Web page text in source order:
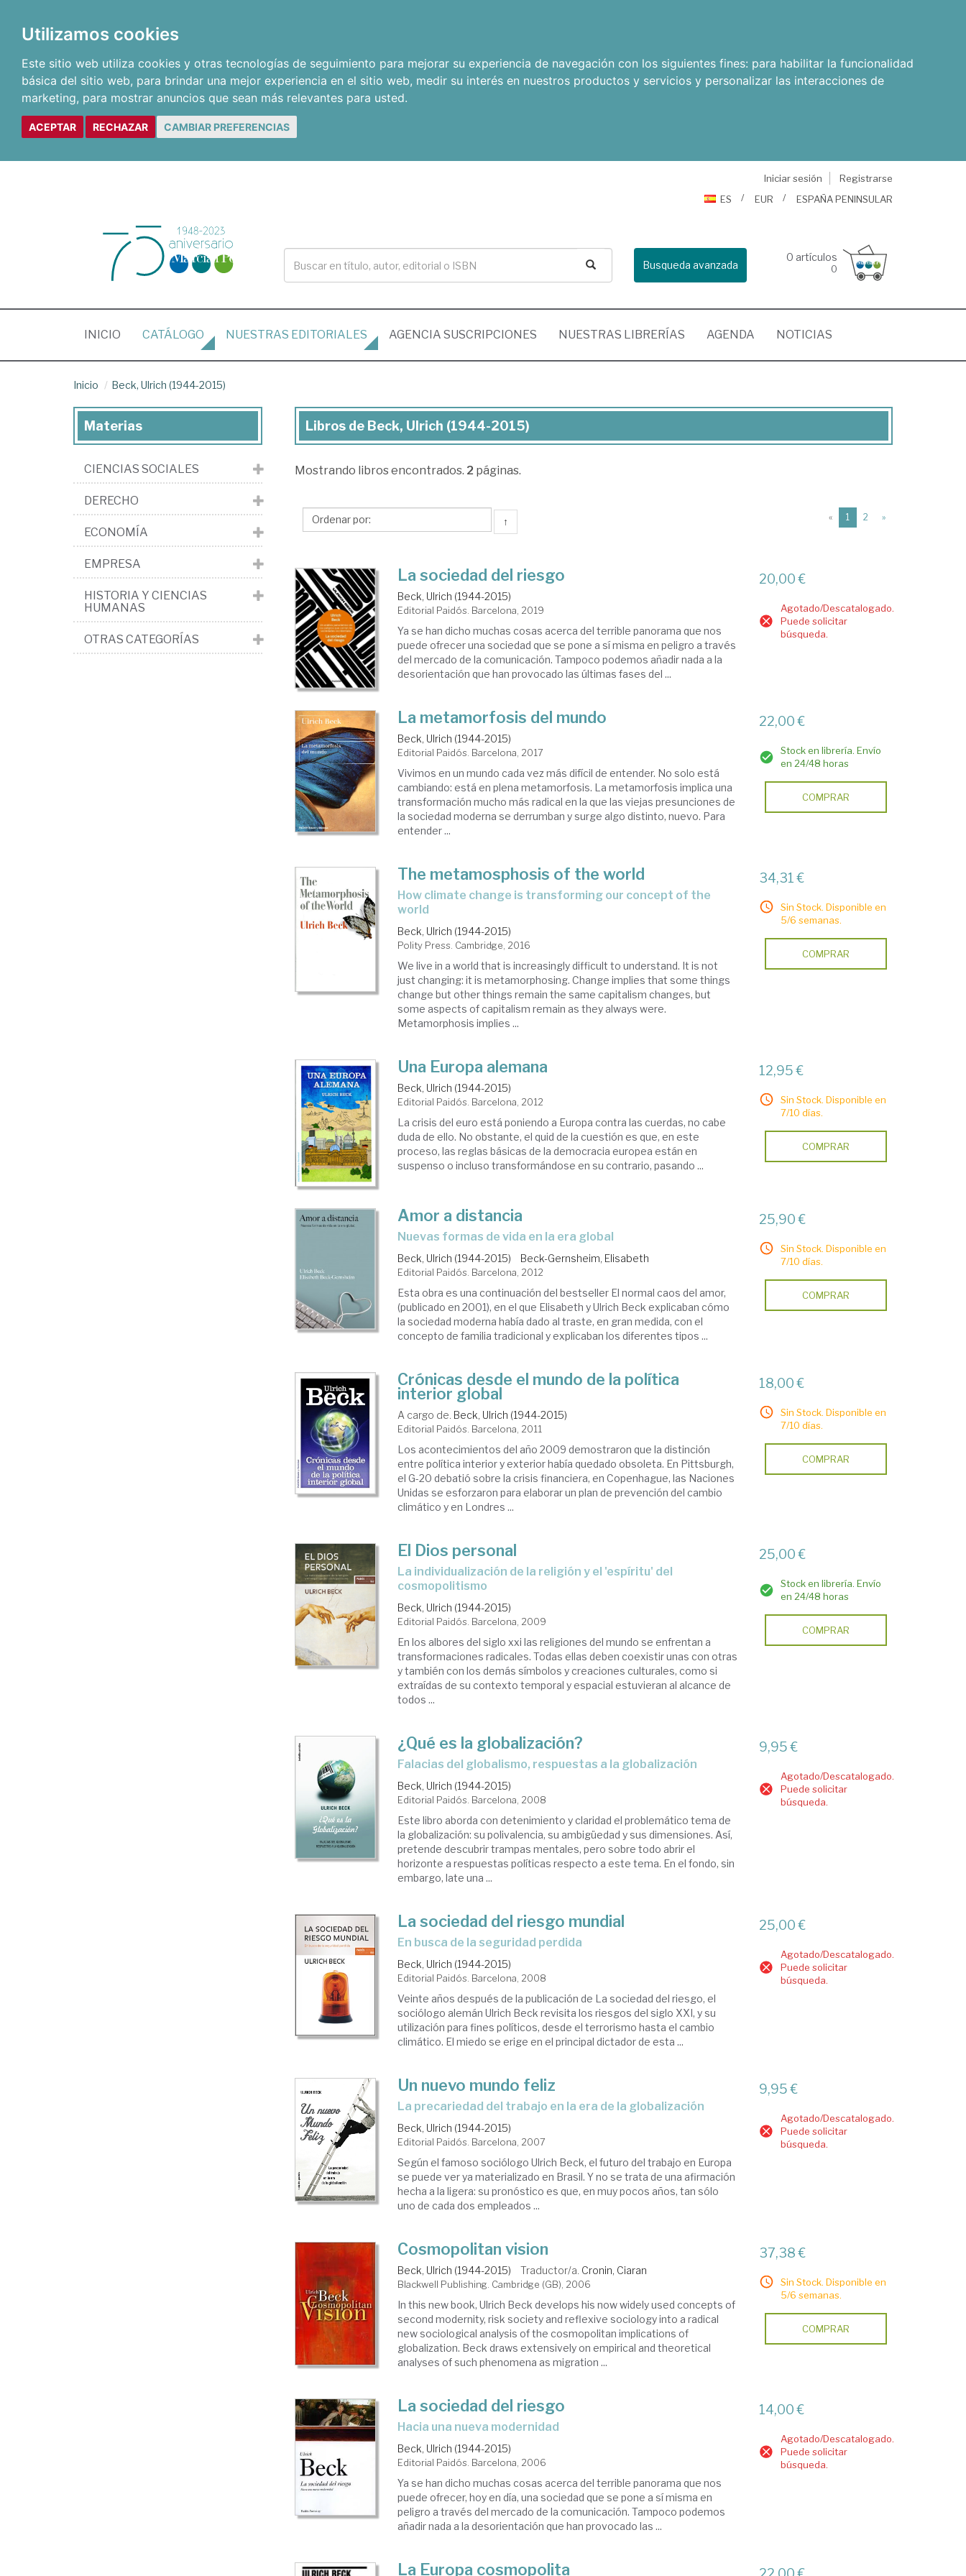
Utilizamos cookies
Este sitio web utiliza cookies y otras tecnologías de seguimiento para mejorar su experiencia de navegación con los siguientes fines: para habilitar la funcionalidad
básica del sitio web, para brindar una mejor experiencia en el sitio web, medir su interés en nuestros productos y servicios y personalizar las interacciones de
marketing, para mostrar anuncios que sean más relevantes para usted.
ACEPTAR RECHAZAR CAMBIAR PREFERENCIAS
Iniciar sesión
Registrarse
ES
EUR ESPAÑA PENINSULAR
Busqueda avanzada
0 artículos
0
INICIO (CURRENT)
CATÁLOGO NUESTRAS EDITORIALES AGENCIA SUSCRIPCIONES NUESTRAS LIBRERÍAS AGENDA NOTICIAS
Inicio Beck, Ulrich (1944-2015)
Libros
Beck,
(1944-
Libros de Beck, Ulrich (1944-2015)
Mostrando libros encontrados. 2 páginas.
↑ « 1 (current)
2 »
La sociedad del riesgo
Beck, Ulrich (1944-2015)
Editorial Paidós. Barcelona, 2019
Ya se han dicho muchas cosas acerca del terrible panorama que nos
puede ofrecer una sociedad que se pone a sí misma en peligro a través
del mercado de la comunicación. Tampoco podemos añadir nada a la
desorientación que han provocado las últimas fases del ...
20,00 €
Agotado/Descatalogado.
Puede solicitar
búsqueda.
La metamorfosis del mundo
Beck, Ulrich (1944-2015)
Editorial Paidós. Barcelona, 2017
Vivimos en un mundo cada vez más difícil de entender. No solo está
cambiando: está en plena metamorfosis. La metamorfosis implica una
transformación mucho más radical en la que las viejas presunciones de
la sociedad moderna se derrumban y surge algo distinto, nuevo. Para
entender ...
22,00 €
Stock en librería. Envío
en 24/48 horas
COMPRAR
The metamosphosis of the world
how climate change is transforming our concept of the
world
Beck, Ulrich (1944-2015)
Polity Press. Cambridge, 2016
We live in a world that is increasingly difficult to understand. It is not
just changing: it is metamorphosing. Change implies that some things
change but other things remain the same capitalism changes, but
some aspects of capitalism remain as they always were.
Metamorphosis implies ...
34,31 €
Sin Stock. Disponible en
5/6 semanas.
COMPRAR
Una Europa alemana
Beck, Ulrich (1944-2015)
Editorial Paidós. Barcelona, 2012
La crisis del euro está poniendo a Europa contra las cuerdas, no cabe
duda de ello. No obstante, el quid de la cuestión es que, en este
proceso, las reglas básicas de la democracia europea están en
suspenso o incluso transformándose en su contrario, pasando ...
12,95 €
Sin Stock. Disponible en
7/10 días.
COMPRAR
Amor a distancia
nuevas formas de vida en la era global
Beck, Ulrich (1944-2015) Beck-Gernsheim, Elisabeth
Editorial Paidós. Barcelona, 2012
Esta obra es una continuación del bestseller El normal caos del amor,
(publicado en 2001), en el que Elisabeth y Ulrich Beck explicaban cómo
la sociedad moderna había dado al traste, en gran medida, con el
concepto de familia tradicional y explicaban los diferentes tipos ...
25,90 €
Sin Stock. Disponible en
7/10 días.
COMPRAR
Crónicas desde el mundo de la política
interior global
A cargo de. Beck, Ulrich (1944-2015)
Editorial Paidós. Barcelona, 2011
Los acontecimientos del año 2009 demostraron que la distinción
entre política interior y exterior había quedado obsoleta. En Pittsburgh,
el G-20 debatió sobre la crisis financiera, en Copenhague, las Naciones
Unidas se esforzaron para elaborar un plan de prevención del cambio
climático y en Londres ...
18,00 €
Sin Stock. Disponible en
7/10 días.
COMPRAR
El Dios personal
la individualización de la religión y el 'espíritu' del
cosmopolitismo
Beck, Ulrich (1944-2015)
Editorial Paidós. Barcelona, 2009
En los albores del siglo xxi las religiones del mundo se enfrentan a
transformaciones radicales. Todas ellas deben coexistir unas con otras
y también con los demás símbolos y creaciones culturales, como si
extraídas de su contexto temporal y espacial estuvieran al alcance de
todos ...
25,00 €
Stock en librería. Envío
en 24/48 horas
COMPRAR
¿Qué es la globalización?
falacias del globalismo, respuestas a la globalización
Beck, Ulrich (1944-2015)
Editorial Paidós. Barcelona, 2008
Este libro aborda con detenimiento y claridad el problemático tema de
la globalización: su polivalencia, su ambigüedad y sus dimensiones. Así,
pretende descubrir trampas mentales, pero sobre todo abrir el
horizonte a respuestas políticas respecto a este tema. En el fondo, sin
embargo, late una ...
9,95 €
Agotado/Descatalogado.
Puede solicitar
búsqueda.
La sociedad del riesgo mundial
en busca de la seguridad perdida
Beck, Ulrich (1944-2015)
Editorial Paidós. Barcelona, 2008
Veinte años después de la publicación de La sociedad del riesgo, el
sociólogo alemán Ulrich Beck revisita los riesgos del siglo XXI, y su
utilización para fines políticos, desde el terrorismo hasta el cambio
climático. El miedo se erige en el principal dictador de esta ...
25,00 €
Agotado/Descatalogado.
Puede solicitar
búsqueda.
Un nuevo mundo feliz
la precariedad del trabajo en la era de la globalización
Beck, Ulrich (1944-2015)
Editorial Paidós. Barcelona, 2007
Según el famoso sociólogo Ulrich Beck, el futuro del trabajo en Europa
se puede ver ya materializado en Brasil. Y no se trata de una afirmación
hecha a la ligera: su pronóstico es que, en muy pocos años, tan sólo
uno de cada dos empleados ...
9,95 €
Agotado/Descatalogado.
Puede solicitar
búsqueda.
Cosmopolitan vision
Beck, Ulrich (1944-2015) Traductor/a. Cronin, Ciaran
Blackwell Publishing. Cambridge (GB), 2006
In this new book, Ulrich Beck develops his now widely used concepts of
second modernity, risk society and reflexive sociology into a radical
new sociological analysis of the cosmopolitan implications of
globalization. Beck draws extensively on empirical and theoretical
analyses of such phenomena as migration ...
37,38 €
Sin Stock. Disponible en
5/6 semanas.
COMPRAR
La sociedad del riesgo
hacia una nueva modernidad
Beck, Ulrich (1944-2015)
Editorial Paidós. Barcelona, 2006
Ya se han dicho muchas cosas acerca del terrible panorama que nos
puede ofrecer, hoy en día, una sociedad que se pone a sí misma en
peligro a través del mercado de la comunicación. Tampoco podemos
añadir nada a la desorientación que han provocado las ...
14,00 €
Agotado/Descatalogado.
Puede solicitar
búsqueda.
La Europa cosmopolita
Materias
CIENCIAS SOCIALES
DERECHO
ECONOMÍA
EMPRESA
HISTORIA Y CIENCIAS
HUMANAS
OTRAS CATEGORÍAS